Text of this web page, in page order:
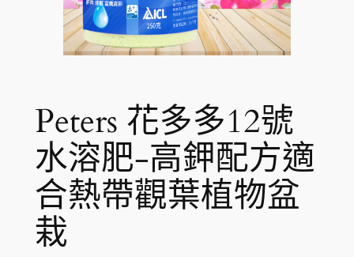
Peters 花多多12號
水溶肥-高鉀配方適
合熱帶觀葉植物盆
栽